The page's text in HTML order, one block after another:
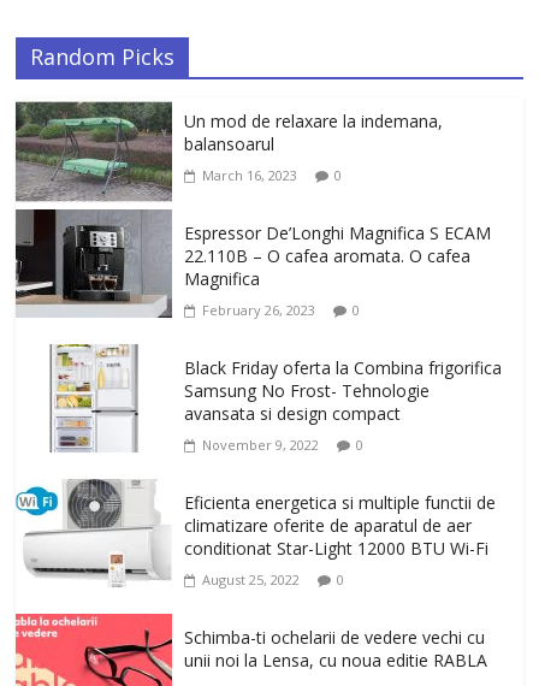
Random Picks
Un mod de relaxare la indemana,
balansoarul
March 16, 2023 0
Espressor De’Longhi Magnifica S ECAM
22.110B – O cafea aromata. O cafea
Magnifica
February 26, 2023 0
Black Friday oferta la Combina frigorifica
Samsung No Frost- Tehnologie
avansata si design compact
November 9, 2022 0
Eficienta energetica si multiple functii de
climatizare oferite de aparatul de aer
conditionat Star-Light 12000 BTU Wi-Fi
August 25, 2022 0
Schimba-ti ochelarii de vedere vechi cu
unii noi la Lensa, cu noua editie RABLA